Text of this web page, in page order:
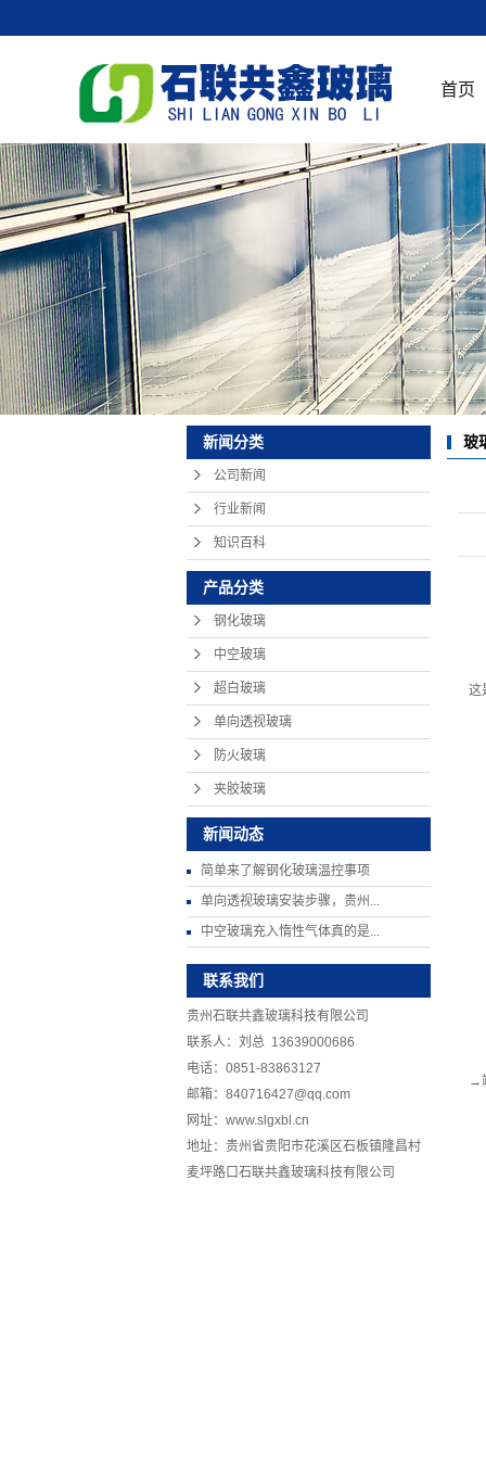
首页
新闻分类
公司新闻
行业新闻
知识百科
产品分类
钢化玻璃
中空玻璃
超白玻璃
单向透视玻璃
防火玻璃
夹胶玻璃
新闻动态
简单来了解钢化玻璃温控事项
单向透视玻璃安装步骤，贵州...
中空玻璃充入惰性气体真的是...
联系我们
贵州石联共鑫玻璃科技有限公司
联系人：刘总 13639000686
电话：0851-83863127
邮箱：840716427@qq.com
网址：www.slgxbl.cn
地址：贵州省贵阳市花溪区石板镇隆昌村
麦坪路口石联共鑫玻璃科技有限公司
玻
这
→